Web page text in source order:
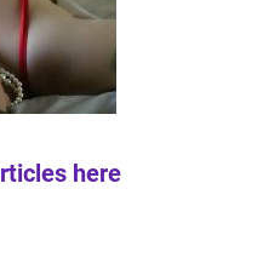
here